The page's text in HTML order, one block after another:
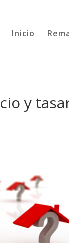
Inicio
y